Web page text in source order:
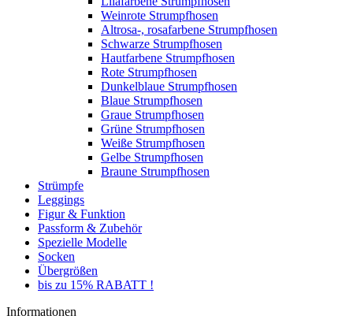
Weinrote Strumpfhosen
Altrosa-, rosafarbene Strumpfhosen
Schwarze Strumpfhosen
Hautfarbene Strumpfhosen
Rote Strumpfhosen
Dunkelblaue Strumpfhosen
Blaue Strumpfhosen
Graue Strumpfhosen
Grüne Strumpfhosen
Weiße Strumpfhosen
Gelbe Strumpfhosen
Braune Strumpfhosen
Strümpfe
Leggings
Figur & Funktion
Passform & Zubehör
Spezielle Modelle
Socken
Übergrößen
bis zu 15% RABATT !
Informationen